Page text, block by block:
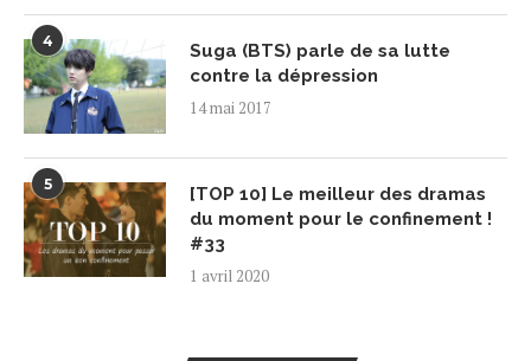
4
Suga (BTS) parle de sa lutte
contre la dépression
14 mai 2017
5
[TOP 10] Le meilleur des dramas
du moment pour le confinement !
#33
1 avril 2020